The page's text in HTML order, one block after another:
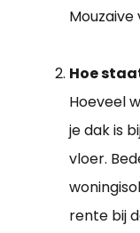
Mouzaive
Hoe
Hoeveel
je dak is
vloer.
rente bij